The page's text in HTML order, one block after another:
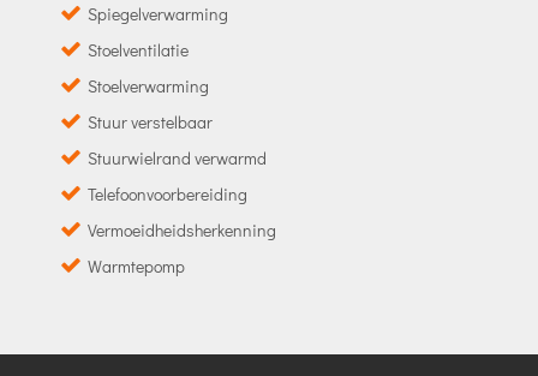
Spiegelverwarming
Stoelventilatie
Stoelverwarming
Stuur verstelbaar
Stuurwielrand verwarmd
Telefoonvoorbereiding
Vermoeidheidsherkenning
Warmtepomp